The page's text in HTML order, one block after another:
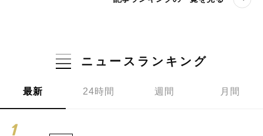
ニュースランキング
最新 24時間 週間 月間